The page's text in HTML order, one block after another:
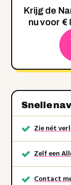
Krijg de
nu voor €
Snelle
Zie nét
Zelf een
Contact